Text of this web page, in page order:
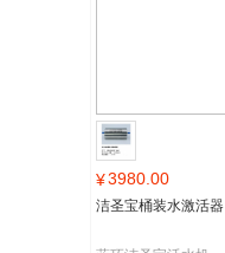
¥3980.00
洁圣宝桶装水激活器